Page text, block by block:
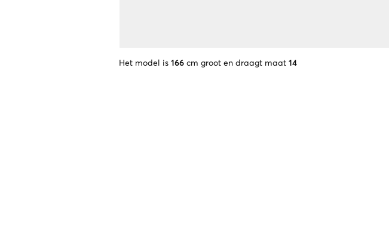
Het model is 166 cm groot en draagt maat 14